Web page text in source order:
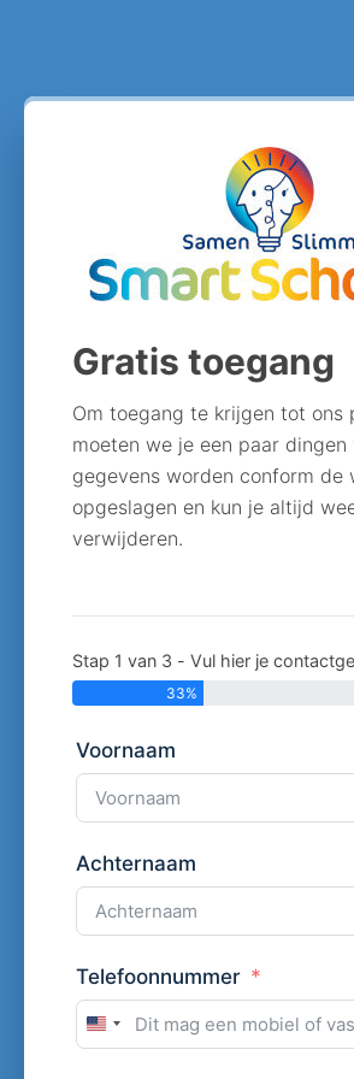
Gratis toegang
Om toegang te krijgen tot ons
moeten we je een paar dingen
gegevens worden conform de
opgeslagen en kun je altijd
verwijderen.
Stap 1 van 3 - Vul hier je
33%
Voornaam
Achternaam
Telefoonnummer
United